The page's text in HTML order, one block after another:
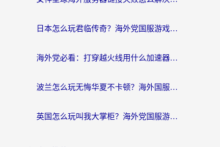
日本怎么玩君临传奇？海外党国服游戏加速避坑指南（附菲律宾欧洲玩家实测）
海外党必看：打穿越火线用什么加速器？解决延迟卡顿，还能玩奇妙拼图世界和第五人格
波兰怎么玩无悔华夏不卡顿？海外国服游戏加速器终极指南（附征途2萤火突击解决方案）
英国怎么玩叫我大掌柜？海外党国服游戏加速避坑指南（附实测推荐）